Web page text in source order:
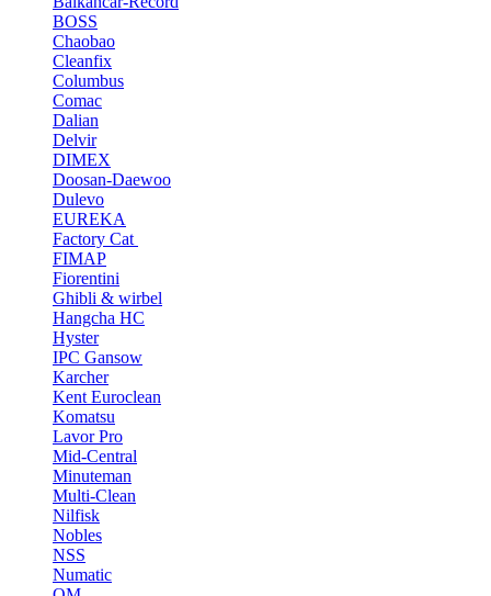
BOSS
Chaobao
Cleanfix
Columbus
Comac
Dalian
Delvir
DIMEX
Doosan-Daewoo
Dulevo
EUREKA
Factory Cat
FIMAP
Fiorentini
Ghibli & wirbel
Hangcha HC
Hyster
IPC Gansow
Karcher
Kent Euroclean
Komatsu
Lavor Pro
Mid-Central
Minuteman
Multi-Clean
Nilfisk
Nobles
NSS
Numatic